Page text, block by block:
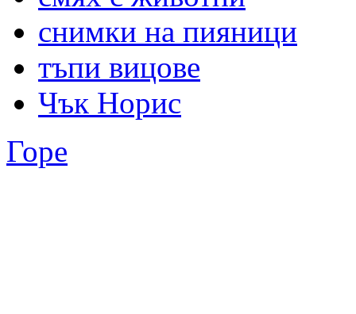
снимки на пияници
тъпи вицове
Чък Норис
Горе